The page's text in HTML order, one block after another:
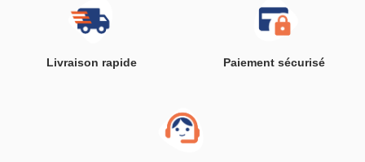
Livraison rapide Paiement sécurisé